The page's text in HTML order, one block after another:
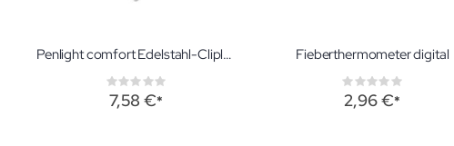
Penlight comfort Edelstahl-Clipleuchte
Rating:
0%
7,58 €
Fieberthermometer digital
Rating:
0%
2,96 €